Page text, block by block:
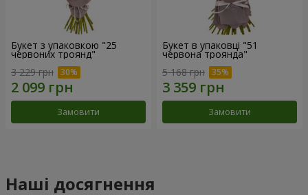
Букет з упаковкою "25
червоних троянд"
3 229 грн
Замовити
Букет в упаковці "51
червона троянда"
5 168 грн
Замовити
Наші досягнення